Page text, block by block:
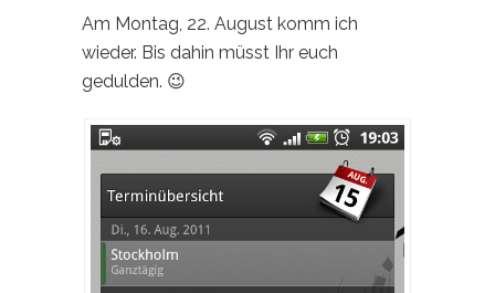
Am Montag, 22. August komm ich
wieder. Bis dahin müsst Ihr euch
gedulden. 😉